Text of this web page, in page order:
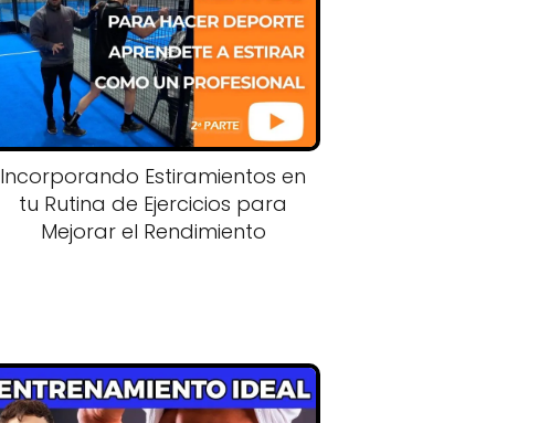
Incorporando Estiramientos en
tu Rutina de Ejercicios para
Mejorar el Rendimiento